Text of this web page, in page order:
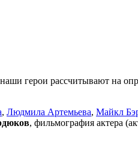
герои рассчитывают на
, Людмила Артемьева, Майкл
, фильмография актера